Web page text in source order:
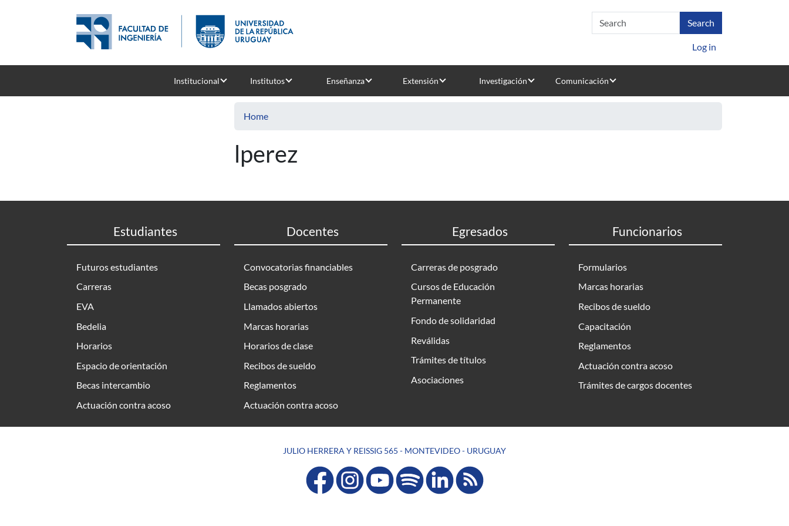
Log in
Institucional Institutos Enseñanza Extensión Investigación Comunicación
Home
lperez
Estudiantes
Futuros estudiantes
Carreras
EVA
Bedelia
Horarios
Espacio de orientación
Becas intercambio
Actuación contra acoso
Docentes
Convocatorias financiables
Becas posgrado
Llamados abiertos
Marcas horarias
Horarios de clase
Recibos de sueldo
Reglamentos
Actuación contra acoso
Egresados
Carreras de posgrado
Cursos de Educación
Permanente
Fondo de solidaridad
Reválidas
Trámites de títulos
Asociaciones
Funcionarios
Formularios
Marcas horarias
Recibos de sueldo
Capacitación
Reglamentos
Actuación contra acoso
Trámites de cargos docentes
JULIO HERRERA Y REISSIG 565 - MONTEVIDEO - URUGUAY